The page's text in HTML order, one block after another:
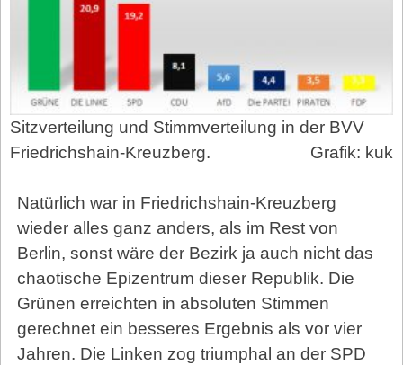
Sitzverteilung und Stimmverteilung in der BVV
Friedrichshain-Kreuzberg.
Grafik: kuk
Natürlich war in Friedrichshain-Kreuzberg
wieder alles ganz anders, als im Rest von
Berlin, sonst wäre der Bezirk ja auch nicht das
chaotische Epizentrum dieser Republik. Die
Grünen erreichten in absoluten Stimmen
gerechnet ein besseres Ergebnis als vor vier
Jahren. Die Linken zog triumphal an der SPD